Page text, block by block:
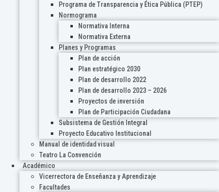
Programa de Transparencia y Ética Pública (PTEP)
Normograma
Normativa Interna
Normativa Externa
Planes y Programas
Plan de acción
Plan estratégico 2030
Plan de desarrollo 2022
Plan de desarrollo 2023 – 2026
Proyectos de inversión
Plan de Participación Ciudadana
Subsistema de Gestión Integral
Proyecto Educativo Institucional
Manual de identidad visual
Teatro La Convención
Académico
Vicerrectora de Enseñanza y Aprendizaje
Facultades